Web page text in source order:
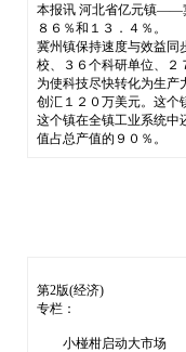
本报讯 河北省亿元镇——
８６％和１３．４％。
冀州镇保持速度与效益同
校、３６个科研单位、２
为使科技尽快转化为生产
创汇１２０万美元。这个
这个镇在全镇工业系统中
值占总产值的９０％。
第2版(经济)
专栏：
小椪柑启动大市场